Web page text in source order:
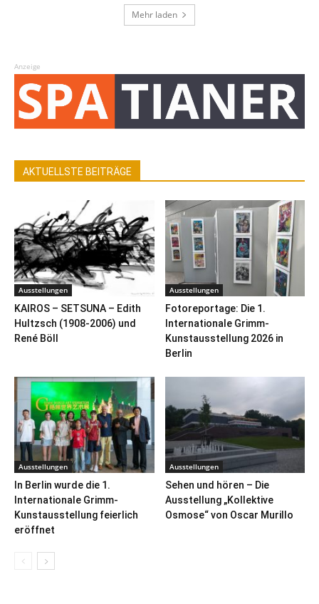
Mehr laden
Anzeige
AKTUELLSTE BEITRÄGE
Ausstellungen
KAIROS – SETSUNA – Edith
Hultzsch (1908-2006) und
René Böll
Ausstellungen
Fotoreportage: Die 1.
Internationale Grimm-
Kunstausstellung 2026 in
Berlin
Ausstellungen
In Berlin wurde die 1.
Internationale Grimm-
Kunstausstellung feierlich
eröffnet
Ausstellungen
Sehen und hören – Die
Ausstellung „Kollektive
Osmose“ von Oscar Murillo